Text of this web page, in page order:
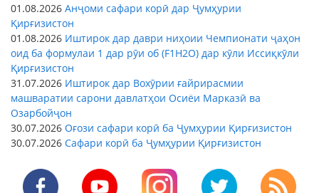
01.08.2026 Анҷоми сафари корӣ дар Ҷумҳурии
Қирғизистон
01.08.2026 Иштирок дар даври ниҳоии Чемпионати ҷаҳон
оид ба формулаи 1 дар рӯи об (F1H2O) дар кӯли Иссиқкӯли
Қирғизистон
31.07.2026 Иштирок дар Вохӯрии ғайрирасмии
машваратии сарони давлатҳои Осиёи Марказӣ ва
Озарбойҷон
30.07.2026 Оғози сафари корӣ ба Ҷумҳурии Қирғизистон
30.07.2026 Сафари корӣ ба Ҷумҳурии Қирғизистон